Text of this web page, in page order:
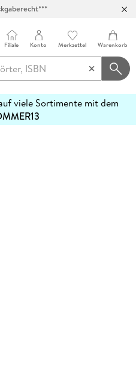
Filiale Konto Merkzettel Warenkorb
viele Sortimente mit dem